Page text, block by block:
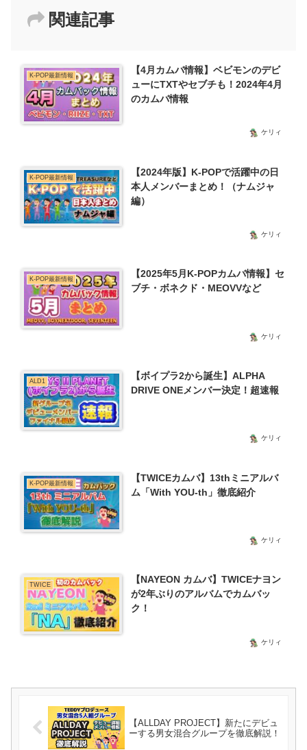
関連記事
K-POP最新情報
【4月カムバ情報】ベビモンのデビ
ューにTXTやセブチも！2024年4月
のカムバ情報
ケリィ
K-POP最新情報
【2024年版】K-POPで活躍中の日
本人メンバーまとめ！（ナムジャ
編）
ケリィ
K-POP最新情報
【2025年5月K-POPカムバ情報】セ
ブチ・ボネクド・MEOVVなど
ケリィ
ALD1
【ボイプラ2から誕生】ALPHA
DRIVE ONEメンバー決定！超速報
ケリィ
K-POP最新情報
【TWICEカムバ】13thミニアルバ
ム「With YOU-th」徹底紹介
ケリィ
TWICE
【NAYEON カムバ】TWICEナヨン
が2年ぶりのアルバムでカムバッ
ク！
ケリィ
【ALLDAY PROJECT】新たにデビュ
ーする男女混合グループを徹底解説！